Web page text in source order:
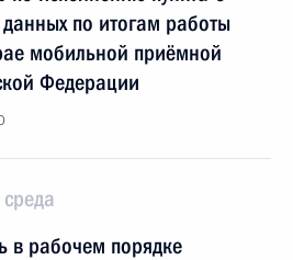
по итогам работы
мобильной приёмной
Федерации
в рабочем порядке